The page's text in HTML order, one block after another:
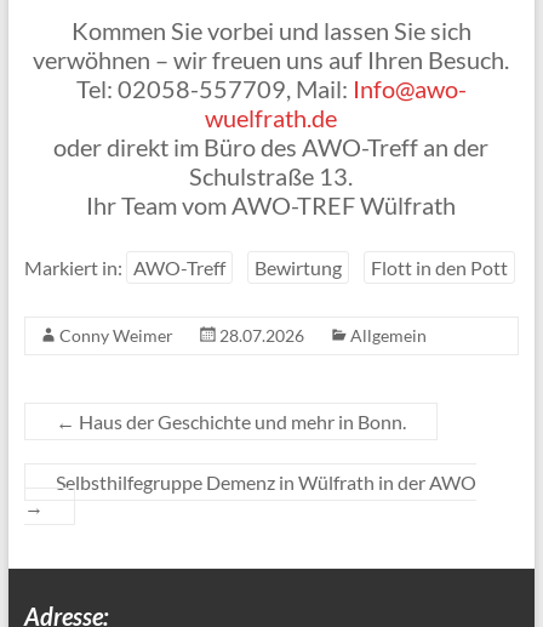
Kommen Sie vorbei und lassen Sie sich
verwöhnen – wir freuen uns auf Ihren Besuch.
Tel: 02058-557709, Mail: Info@awo-
wuelfrath.de
oder direkt im Büro des AWO-Treff an der
Schulstraße 13.
Ihr Team vom AWO-TREF Wülfrath
Markiert in: AWO-Treff Bewirtung Flott in den Pott
Conny Weimer 28.07.2026 Allgemein
← Haus der Geschichte und mehr in Bonn.
Selbsthilfegruppe Demenz in Wülfrath in der AWO
→
Adresse: